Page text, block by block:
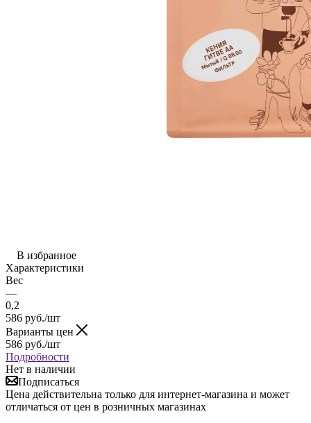
В избранное
Характеристики
Вес
—
0,2
586 руб./шт
Варианты цен
586 руб./шт
Подробности
Нет в наличии
Подписаться
Цена действительна только для интернет-магазина и может
отличаться от цен в розничных магазинах